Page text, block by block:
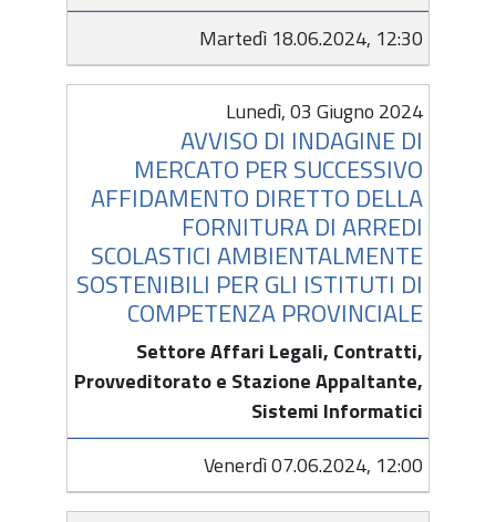
Martedì 18.06.2024, 12:30
Lunedì, 03 Giugno 2024
AVVISO DI INDAGINE DI
MERCATO PER SUCCESSIVO
AFFIDAMENTO DIRETTO DELLA
FORNITURA DI ARREDI
SCOLASTICI AMBIENTALMENTE
SOSTENIBILI PER GLI ISTITUTI DI
COMPETENZA PROVINCIALE
Settore Affari Legali, Contratti,
Provveditorato e Stazione Appaltante,
Sistemi Informatici
Venerdì 07.06.2024, 12:00